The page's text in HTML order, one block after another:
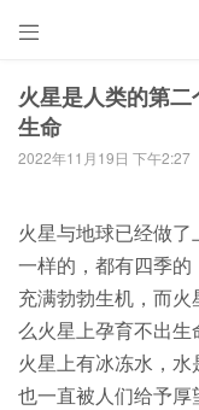

火星是人类的第
生命
2022年11月19日 下午2:27
火星与地球已经做
一样的，都有四季
充满勃勃生机，而
么火星上孕育不出
火星上有冰冻水，
也一直被人们给予